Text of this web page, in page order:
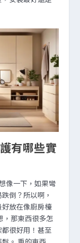
有哪些實
像一下，如果彎
倒？所以啊，
放在像廚房檯
，那東西很多怎
很好用！甚至